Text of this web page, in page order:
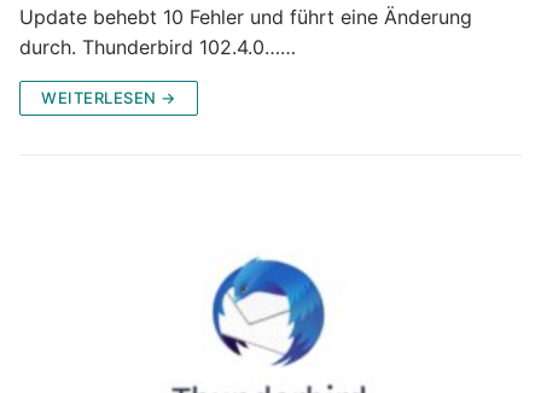
Update behebt 10 Fehler und führt eine Änderung
durch. Thunderbird 102.4.0……
WEITERLESEN →